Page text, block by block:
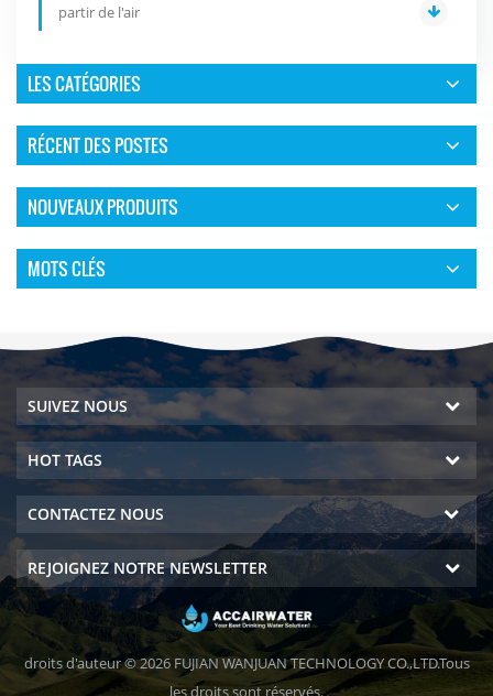
partir de l'air
LES CATÉGORIES
RÉCENT DES POSTES
NOUVEAUX PRODUITS
MOTS CLÉS
SUIVEZ NOUS
HOT TAGS
CONTACTEZ NOUS
REJOIGNEZ NOTRE NEWSLETTER
droits d'auteur © 2026 FUJIAN WANJUAN TECHNOLOGY CO.,LTD.Tous
les droits sont réservés.